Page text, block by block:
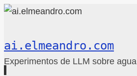
ai.elmeandro.com
Experimentos de LLM sobre agua